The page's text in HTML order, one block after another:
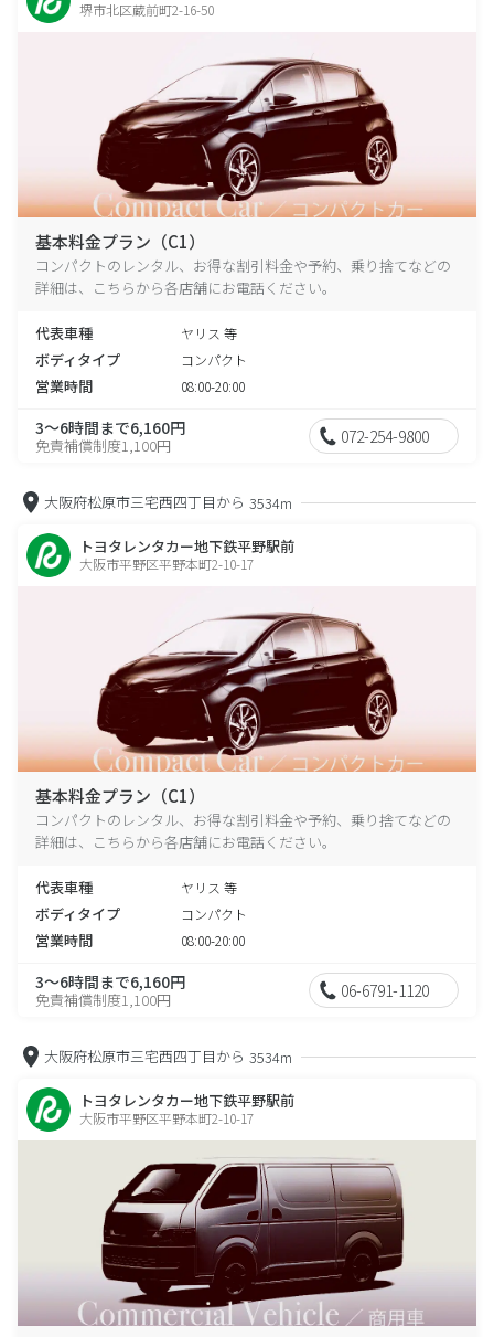
堺市北区蔵前町2-16-50
基本料金プラン（C1）
コンパクトのレンタル、お得な割引料金や予約、乗り捨てなどの
詳細は、こちらから各店舗にお電話ください。
代表車種 ヤリス 等
ボディタイプ コンパクト
営業時間 08:00-20:00
3～6時間まで6,160円
免責補償制度1,100円 072-254-9800
大阪府松原市三宅西四丁目から 3534m
トヨタレンタカー地下鉄平野駅前
大阪市平野区平野本町2-10-17
基本料金プラン（C1）
コンパクトのレンタル、お得な割引料金や予約、乗り捨てなどの
詳細は、こちらから各店舗にお電話ください。
代表車種 ヤリス 等
ボディタイプ コンパクト
営業時間 08:00-20:00
3～6時間まで6,160円
免責補償制度1,100円 06-6791-1120
大阪府松原市三宅西四丁目から 3534m
トヨタレンタカー地下鉄平野駅前
大阪市平野区平野本町2-10-17